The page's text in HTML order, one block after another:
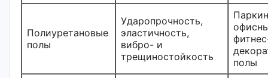
Полиуретановые
полы
Ударопрочность,
эластичность,
вибро- и
трещиностойкость
полы